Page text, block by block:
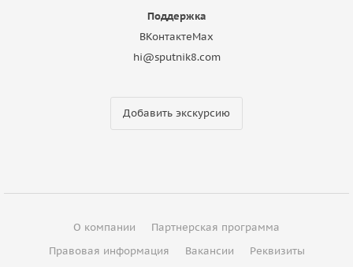
Поддержка
ВКонтактеMax
hi@sputnik8.com
Добавить экскурсию
О компании
Партнерская программа
Правовая информация
Вакансии Реквизиты